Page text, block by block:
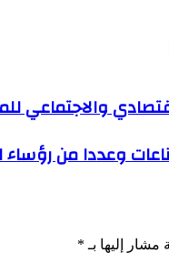
والاجتماعي
وعددا من
مشار إليها بـ *